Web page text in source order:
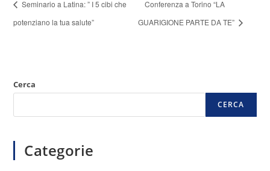
Seminario a Latina: ” I 5 cibi che
potenziano la tua salute”
Conferenza a Torino “LA
GUARIGIONE PARTE DA TE”
Cerca
CERCA
Categorie